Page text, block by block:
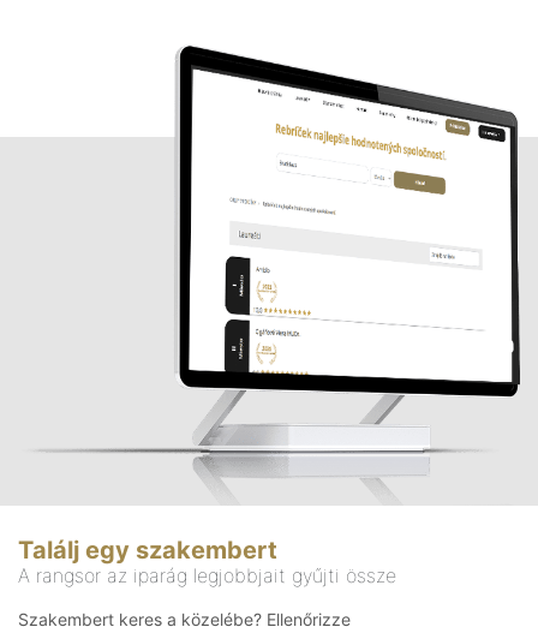
Találj egy szakembert
A rangsor az iparág legjobbjait gyűjti össze
Szakembert keres a közelébe? Ellenőrizze